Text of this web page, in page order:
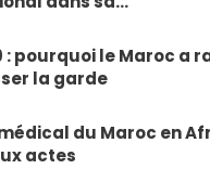
: pourquoi le Maroc a
la garde
du Maroc en
actes